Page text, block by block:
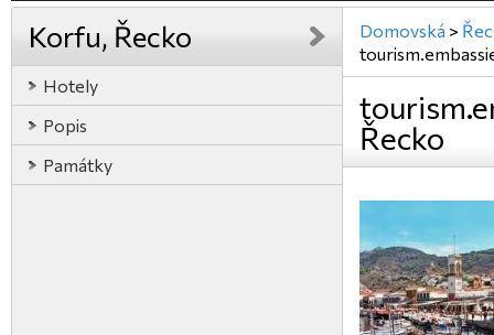
Korfu, Řecko
Hotely
Popis
Památky
Domovská >
Řecko